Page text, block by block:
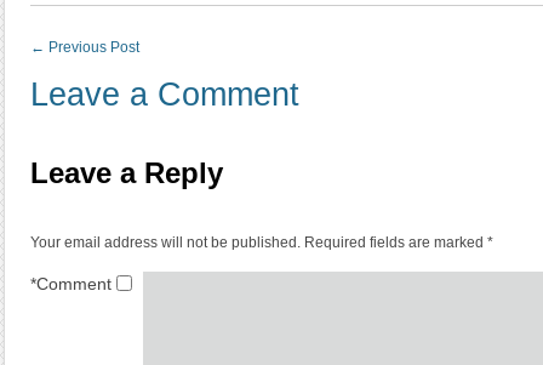
← Previous Post
Leave a Comment
Leave a Reply
Your email address will not be published. Required fields are marked *
Comment
*